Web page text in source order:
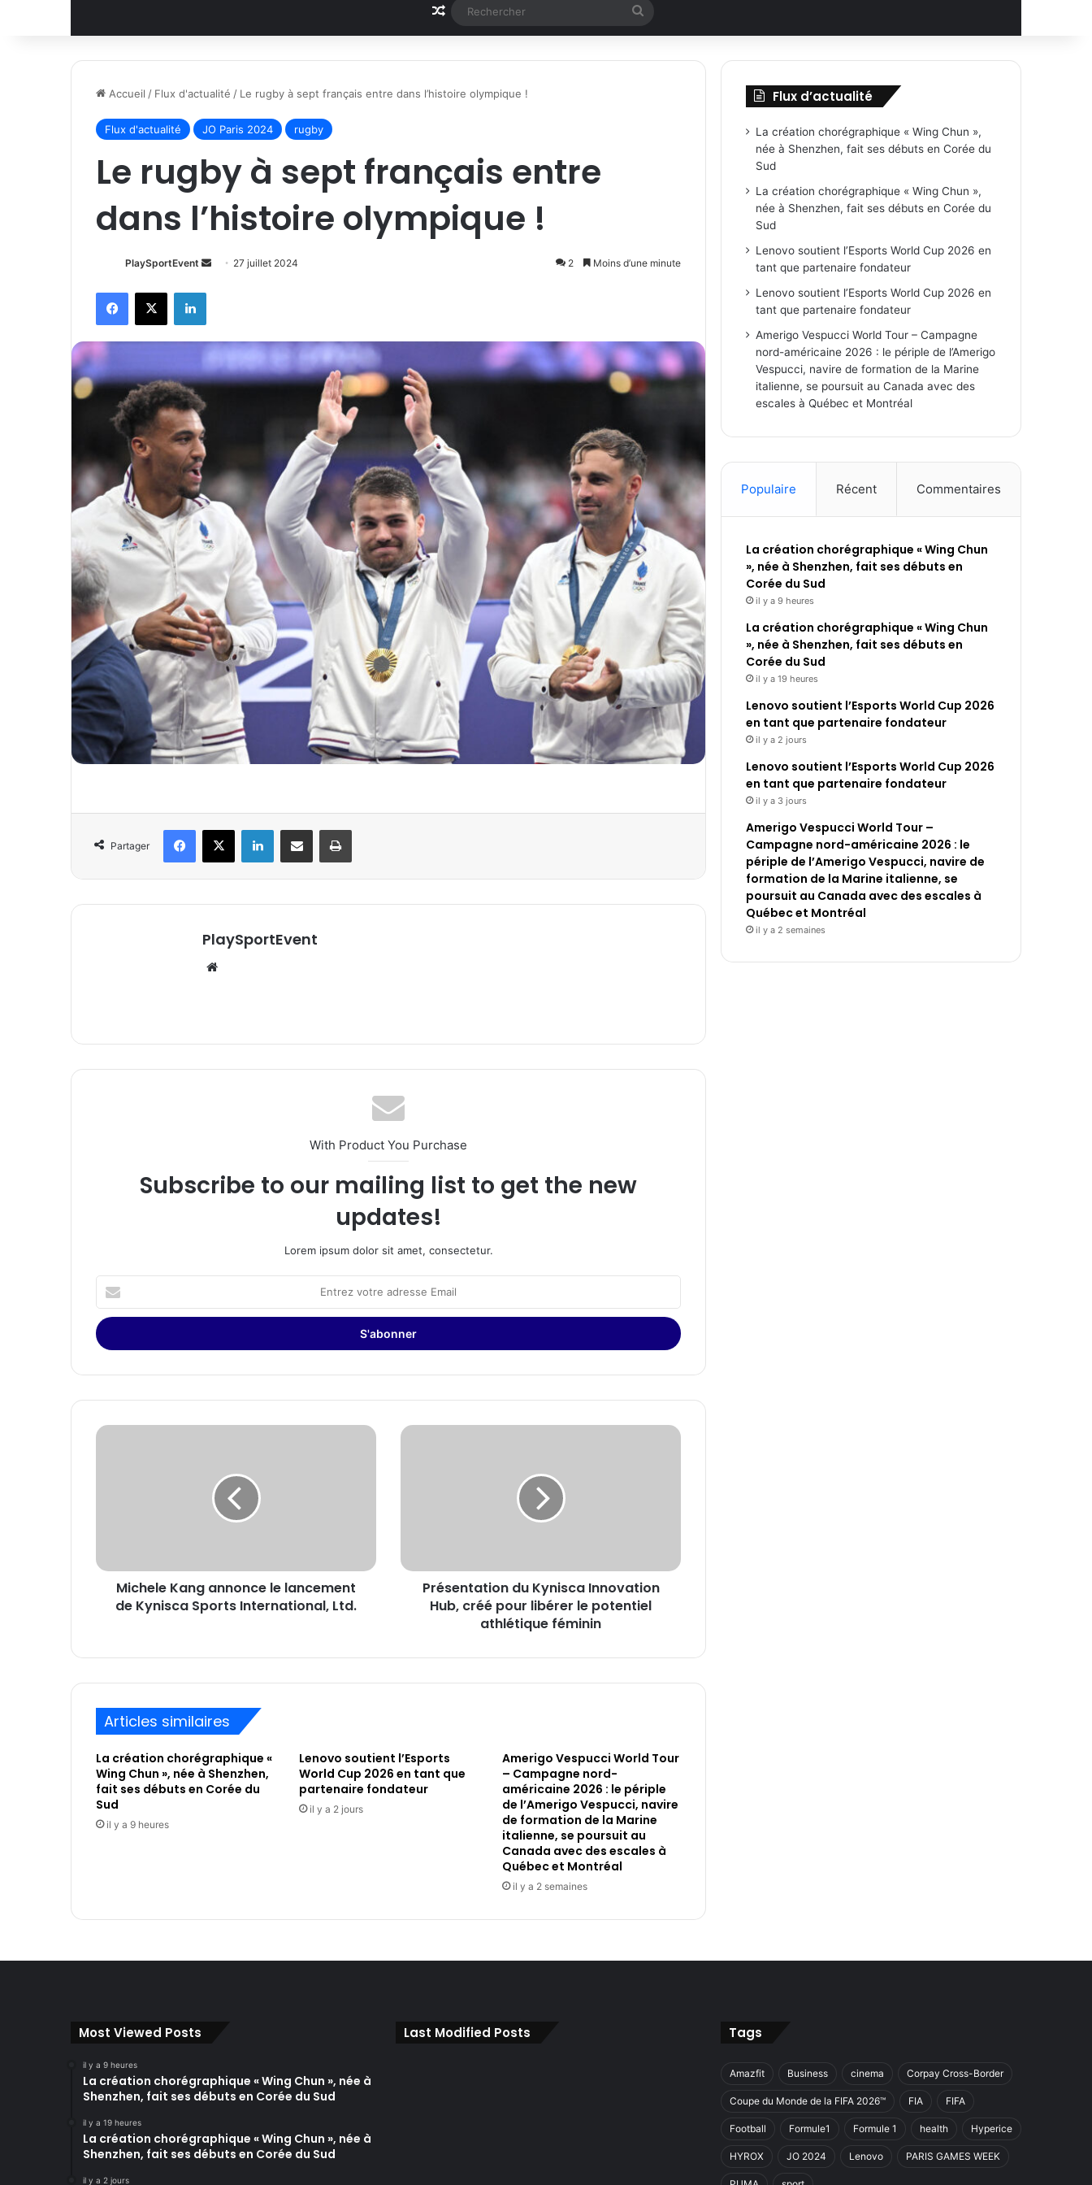
Article Aléatoire Rechercher
Accueil / Flux d'actualité / Le rugby à sept français entre dans l’histoire olympique !
Flux d'actualité JO Paris 2024 rugby
Le rugby à sept français entre
dans l’histoire olympique !
PlaySportEvent
Envoyer27 juillet 2024 2 Moins d’une minute
Facebook
X Linkedin
Partager
Facebook
X LinkedinPartager par email Imprimer
PlaySportEvent
With Product You Purchase
Subscribe to our mailing list to get the new
updates!
Lorem ipsum dolor sit amet, consectetur.
votre
adresse
Email
Michele
International,
Michele Kang annonce le lancement
de Kynisca Sports International, Ltd.
Présentation
le
potentiel
athlétique
Présentation du Kynisca Innovation
Hub, créé pour libérer le potentiel
athlétique féminin
Articles similaires
La création chorégraphique «
Wing Chun », née à Shenzhen,
fait ses débuts en Corée du
Sud
il y a 9 heures
Lenovo soutient l’Esports
World Cup 2026 en tant que
partenaire fondateur
il y a 2 jours
Amerigo Vespucci World Tour
– Campagne nord-
américaine 2026 : le périple
de l’Amerigo Vespucci, navire
de formation de la Marine
italienne, se poursuit au
Canada avec des escales à
Québec et Montréal
il y a 2 semaines
Flux d’actualité
La création chorégraphique « Wing Chun »,
née à Shenzhen, fait ses débuts en Corée du
Sud
La création chorégraphique « Wing Chun »,
née à Shenzhen, fait ses débuts en Corée du
Sud
Lenovo soutient l’Esports World Cup 2026 en
tant que partenaire fondateur
Lenovo soutient l’Esports World Cup 2026 en
tant que partenaire fondateur
Amerigo Vespucci World Tour – Campagne
nord-américaine 2026 : le périple de l’Amerigo
Vespucci, navire de formation de la Marine
italienne, se poursuit au Canada avec des
escales à Québec et Montréal
Populaire Récent Commentaires
La création chorégraphique « Wing Chun
», née à Shenzhen, fait ses débuts en
Corée du Sud
il y a 9 heures
La création chorégraphique « Wing Chun
», née à Shenzhen, fait ses débuts en
Corée du Sud
il y a 19 heures
Lenovo soutient l’Esports World Cup 2026
en tant que partenaire fondateur
il y a 2 jours
Lenovo soutient l’Esports World Cup 2026
en tant que partenaire fondateur
il y a 3 jours
Amerigo Vespucci World Tour –
Campagne nord-américaine 2026 : le
périple de l’Amerigo Vespucci, navire de
formation de la Marine italienne, se
poursuit au Canada avec des escales à
Québec et Montréal
il y a 2 semaines
Most Viewed Posts
il y a 9 heures
La création chorégraphique « Wing Chun », née à
Shenzhen, fait ses débuts en Corée du Sud
il y a 19 heures
La création chorégraphique « Wing Chun », née à
Shenzhen, fait ses débuts en Corée du Sud
il y a 2 jours
Last Modified Posts Tags
Amazfit Business cinema Corpay Cross-Border
Coupe du Monde de la FIFA 2026™ FIA FIFA
Football Formule1 Formule 1 health Hyperice
HYROX JO 2024 Lenovo PARIS GAMES WEEK